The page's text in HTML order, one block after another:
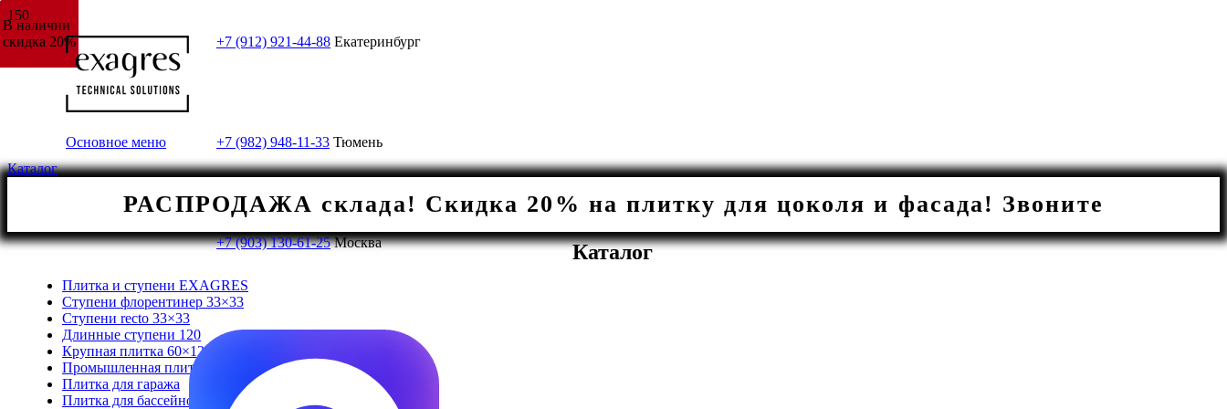
+7 (912) 921-44-88 Екатеринбург
+7 (982) 948-11-33 Тюмень
+7 (903) 130-61-25Москва
Основное меню
Каталог
РАСПРОДАЖА склада! Скидка 20% на плитку для цоколя и фасада! Звоните
Каталог
Плитка и ступени EXAGRES
Ступени флорентинер 33×33
Ступени recto 33×33
Длинные ступени 120
Крупная плитка 60×120/120×120
Промышленная плитка
Плитка для гаража
Плитка для бассейнов
В наличии
скидка 20%
В наличии
скидка 20%